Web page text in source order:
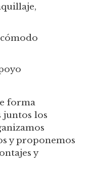
forma
juntos los
y proponemos
y